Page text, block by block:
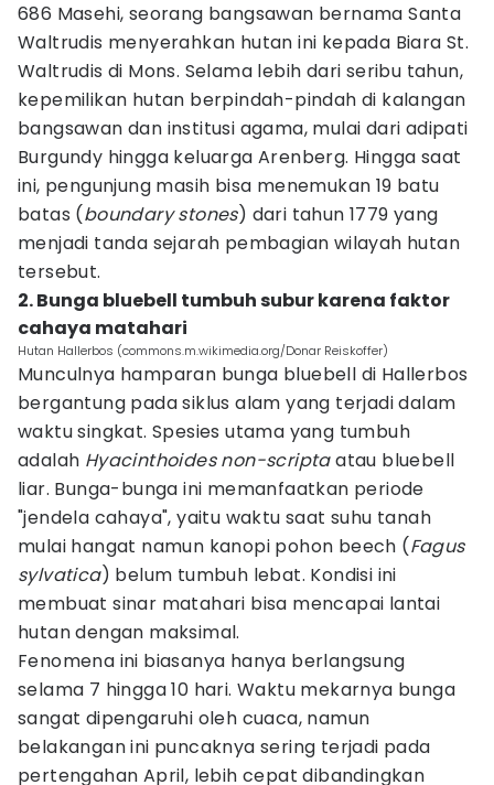
686 Masehi, seorang bangsawan bernama Santa
Waltrudis menyerahkan hutan ini kepada Biara St.
Waltrudis di Mons. Selama lebih dari seribu tahun,
kepemilikan hutan berpindah-pindah di kalangan
bangsawan dan institusi agama, mulai dari adipati
Burgundy hingga keluarga Arenberg. Hingga saat
ini, pengunjung masih bisa menemukan 19 batu
batas (boundary stones) dari tahun 1779 yang
menjadi tanda sejarah pembagian wilayah hutan
tersebut.
2. Bunga bluebell tumbuh subur karena faktor
cahaya matahari
Hutan Hallerbos (commons.m.wikimedia.org/Donar Reiskoffer)
Munculnya hamparan bunga bluebell di Hallerbos
bergantung pada siklus alam yang terjadi dalam
waktu singkat. Spesies utama yang tumbuh
adalah Hyacinthoides non-scriptaatau bluebell
liar. Bunga-bunga ini memanfaatkan periode
"jendela cahaya", yaitu waktu saat suhu tanah
mulai hangat namun kanopi pohon beech (Fagus
sylvatica) belum tumbuh lebat. Kondisi ini
membuat sinar matahari bisa mencapai lantai
hutan dengan maksimal.
Fenomena ini biasanya hanya berlangsung
selama 7 hingga 10 hari. Waktu mekarnya bunga
sangat dipengaruhi oleh cuaca, namun
belakangan ini puncaknya sering terjadi pada
pertengahan April, lebih cepat dibandingkan